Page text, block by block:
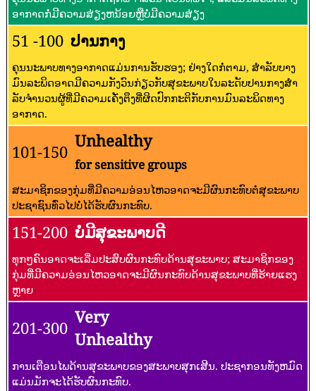
ອາກາດກໍ່ມີຄວາມສ່ຽງຫນ້ອຍຫຼືບໍ່ມີຄວາມສ່ຽງ
51 -100 ປານກາງ
ຄຸນນະພາບທາງອາກາດແມ່ນການຮັບຮອງ; ຢ່າງໃດກໍ່ຕາມ, ສໍາລັບບາງ
ມົນລະພິດອາດມີຄວາມກັງວົນກ່ຽວກັບສຸຂະພາບໃນລະດັບປານກາງສໍາ
ລັບຈໍານວນຜູ້ທີ່ມີຄວາມເຄັ່ງຕຶງທີ່ຜິດປົກກະຕິກັບການມົນລະພິດທາງ
ອາກາດ.
101-150
Unhealthy
for sensitive groups
ສະມາຊິກຂອງກຸ່ມທີ່ມີຄວາມອ່ອນໄຫວອາດຈະມີຜົນກະທົບຕໍ່ສຸຂະພາບ
ປະຊາຊົນທົ່ວໄປບໍ່ໄດ້ຮັບຜົນກະທົບ.
151-200 ບໍ່ມີສຸຂະພາບດີ
ທຸກໆຄົນອາດຈະເລີ່ມປະສົບຜົນກະທົບດ້ານສຸຂະພາບ; ສະມາຊິກຂອງ
ກຸ່ມທີ່ມີຄວາມອ່ອນໄຫວອາດຈະມີຜົນກະທົບດ້ານສຸຂະພາບທີ່ຮ້າຍແຮງ
ຫຼາຍ
201-300
Very
Unhealthy
ການເຕືອນໄພດ້ານສຸຂະພາບຂອງສະພາບສຸກເສີນ. ປະຊາກອນທັງຫມົດ
ແມ່ນມັກຈະໄດ້ຮັບຜົນກະທົບ.